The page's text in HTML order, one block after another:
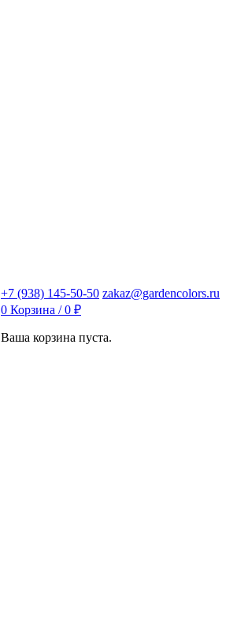
+7 (938) 145-50-50 zakaz@gardencolors.ru
0 Корзина /0 ₽
Ваша корзина пуста.